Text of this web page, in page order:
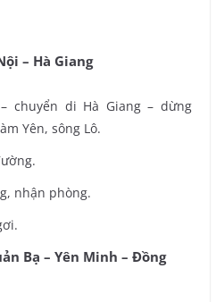
– Hà Giang
chuyển di Hà Giang – dừng
Yên, sông Lô.
nhận phòng.
Bạ – Yên Minh – Đồng